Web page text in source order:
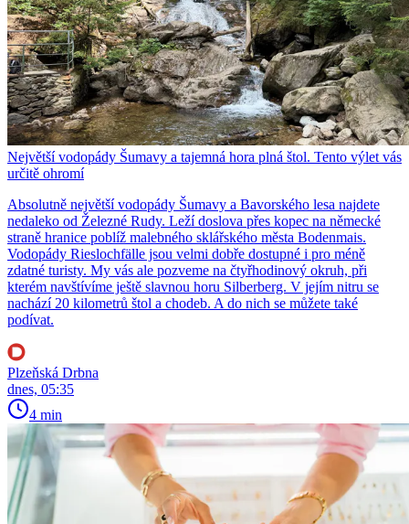
Největší vodopády Šumavy a tajemná hora plná štol. Tento výlet vás
určitě ohromí
Absolutně největší vodopády Šumavy a Bavorského lesa najdete
nedaleko od Železné Rudy. Leží doslova přes kopec na německé
straně hranice poblíž malebného sklářského města Bodenmais.
Vodopády Rieslochfälle jsou velmi dobře dostupné i pro méně
zdatné turisty. My vás ale pozveme na čtyřhodinový okruh, při
kterém navštívíme ještě slavnou horu Silberberg. V jejím nitru se
nachází 20 kilometrů štol a chodeb. A do nich se můžete také
podívat.
Plzeňská Drbna
dnes, 05:35
4 min